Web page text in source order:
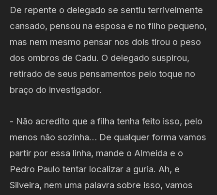
De repente o delegado se sentiu terrivelmente
cansado, pensou na esposa e no filho pequeno,
mas nem mesmo pensar nos dois tirou o peso
dos ombros de Cadu. O delegado suspirou,
retirado de seus pensamentos pelo toque no
braço do investigador.
- Não acredito que a filha tenha feito isso, pelo
menos não sozinha… De qualquer forma vamos
partir por essa linha, mande o Almeida e o
Pedro Paulo tentar localizar a guria. Ah, e
Silveira, nem uma palavra sobre isso, vamos